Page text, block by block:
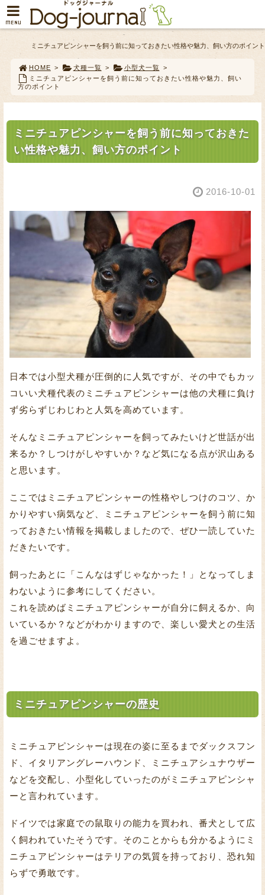
ミニチュアピンシャーを飼う前に知っておきたい性格や魅力、飼い方のポイント
HOME > 犬種一覧 > 小型犬一覧 >
ミニチュアピンシャーを飼う前に知っておきたい性格や魅力、飼い
方のポイント
ミニチュアピンシャーを飼う前に知っておきた
い性格や魅力、飼い方のポイント
2016-10-01
日本では小型犬種が圧倒的に人気ですが、その中でもカッ
コいい犬種代表のミニチュアピンシャーは他の犬種に負け
ず劣らずじわじわと人気を高めています。
そんなミニチュアピンシャーを飼ってみたいけど世話が出
来るか？しつけがしやすいか？など気になる点が沢山ある
と思います。
ここではミニチュアピンシャーの性格やしつけのコツ、か
かりやすい病気など、ミニチュアピンシャーを飼う前に知
っておきたい情報を掲載しましたので、ぜひ一読していた
だきたいです。
飼ったあとに「こんなはずじゃなかった！」となってしま
わないように参考にしてください。
これを読めばミニチュアピンシャーが自分に飼えるか、向
いているか？などがわかりますので、楽しい愛犬との生活
を過ごせますよ。
ミニチュアピンシャーの歴史
ミニチュアピンシャーは現在の姿に至るまでダックスフン
ド、イタリアングレーハウンド、ミニチュアシュナウザー
などを交配し、小型化していったのがミニチュアピンシャ
ーと言われています。
ドイツでは家庭での鼠取りの能力を買われ、番犬として広
く飼われていたそうです。そのことからも分かるようにミ
ニチュアピンシャーはテリアの気質を持っており、恐れ知
らずで勇敢です。
MENU